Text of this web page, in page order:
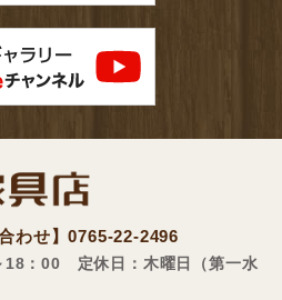
わせ】0765-22-2496
18：00 定休日：木曜日（第一水